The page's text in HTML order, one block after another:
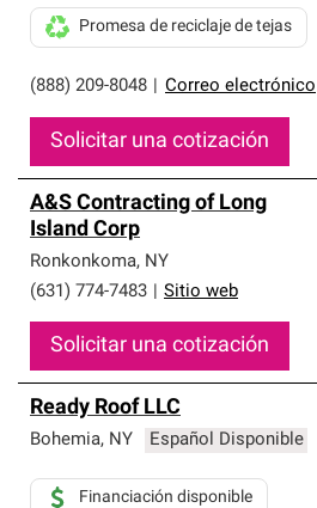
(888) 209-8048 Correo electrónico
Promesa de reciclaje de tejas
Solicitar una cotización
A&S Contracting of Long
Island Corp
Ronkonkoma, NY
(631) 774-7483
Sitio web
Solicitar una cotización
Ready Roof LLC
Bohemia, NY Español Disponible
Financiación disponible